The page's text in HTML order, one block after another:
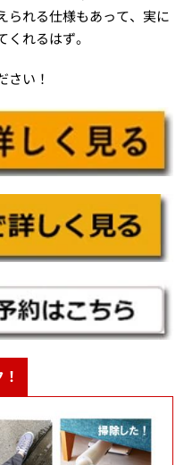
られる仕様もあって、実に
れるはず。
さい！